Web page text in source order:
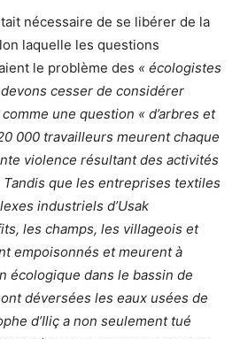
nécessaire de se libérer de la
laquelle les questions
le problème des « écologistes
cesser de considérer
une question « d’arbres et
000 travailleurs meurent chaque
violence résultant des activités
que les entreprises textiles
industriels d’Usak
les champs, les villageois et
empoisonnés et meurent à
écologique dans le bassin de
déversées les eaux usées de
d’Iliç a non seulement tué